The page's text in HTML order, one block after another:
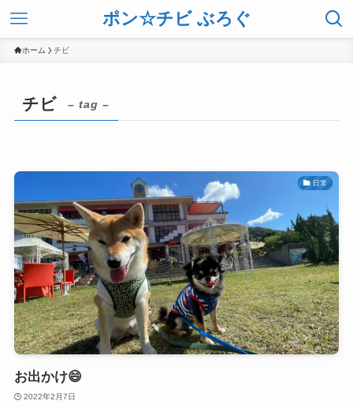
ポン☆チビ ぶろぐ
ホーム チビ
チビ – tag –
日常
お出かけ😄
2022年2月7日